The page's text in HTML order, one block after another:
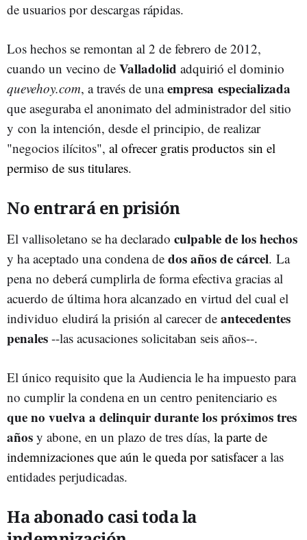
de usuarios por descargas rápidas.
Los hechos se remontan al 2 de febrero de 2012,
cuando un vecino de Valladolid adquirió el dominio
quevehoy.com, a través de unaempresa especializada
que aseguraba el anonimato del administrador del sitio
y con la intención, desde el principio, de realizar
"negocios ilícitos", al ofrecer gratis productos sin el
permiso de sus titulares.
No entrará en prisión
El vallisoletano se ha declarado culpable de los hechos
y ha aceptado una condena de dos años de cárcel. La
pena no deberá cumplirla de forma efectiva gracias al
acuerdo de última hora alcanzado en virtud del cual el
individuo eludirá la prisión al carecer de antecedentes
penales --las acusaciones solicitaban seis años--.
El único requisito que la Audiencia le ha impuesto para
no cumplir la condena en un centro penitenciario es
que no vuelva a delinquir durante los próximos tres
años y abone, en un plazo de tres días, la parte de
indemnizaciones que aún le queda por satisfacera las
entidades perjudicadas.
Ha abonado casi toda la